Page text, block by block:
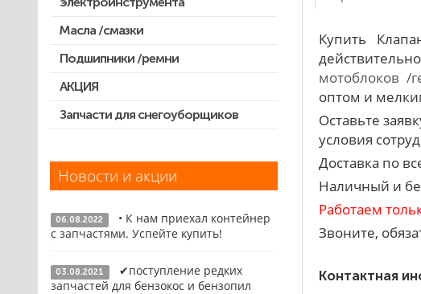
Двигатели, редукторы для
перфораторов
Выключатели, переключатели
Запчасти для УШМ (болгарок)
другие
Якоря, статоры
Масла /смазки
Подшипники /ремни
АКЦИЯ
Скидка 50%
Запчасти для снегоуборщиков
Новости и акции
06.08.2022
• К нам приехал контейнер
с запчастями. Успейте купить!
Подробнее
03.08.2021
✔поступление редких
запчастей для бензокос и бензопил
Купить
мотоблоков /
оптом и
Оставьте
условия
Доставка по
Наличный и
Работаем
Звоните,
Контактная